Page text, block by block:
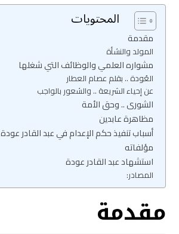
المحتويات
مقدمة
المولد والنشأة
مشواره العلمي والوظائف التي شغلها
العُودة .. بقلم عصام العطار
عن إحياء الشريعة .. والشعور بالواجب
الشورى .. وحق الأمة
مظاهرة عابدين
أسباب تنفيذ حكم الإعدام في عبد القادر عودة
مؤلفاته
استشهاد عبد القادر عودة
المصادر:
مقدمة